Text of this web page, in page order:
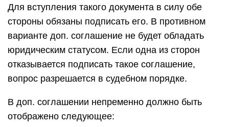
Для вступления такого документа в силу обе
стороны обязаны подписать его. В противном
варианте доп. соглашение не будет обладать
юридическим статусом. Если одна из сторон
отказывается подписать такое соглашение,
вопрос разрешается в судебном порядке.
В доп. соглашении непременно должно быть
отображено следующее: